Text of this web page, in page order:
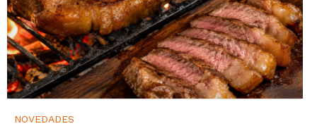
NOVEDADES